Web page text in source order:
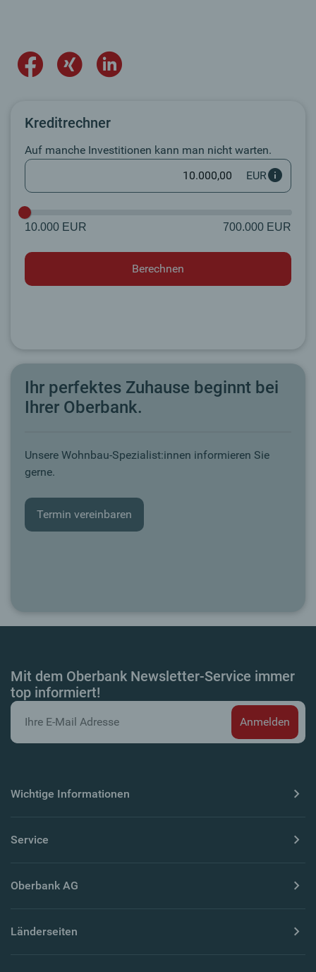
Kreditrechner
Auf manche Investitionen kann man nicht warten.
EUR
10.000 EUR 700.000 EUR
Ihr perfektes Zuhause beginnt bei
Ihrer Oberbank.
Unsere Wohnbau-Spezialist:innen informieren Sie
gerne.
Termin vereinbaren
Mit dem Oberbank Newsletter-Service immer
top informiert!
Wichtige Informationen
Service
Oberbank AG
Länderseiten